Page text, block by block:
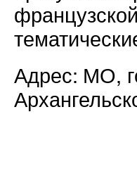
Адрес: МО,